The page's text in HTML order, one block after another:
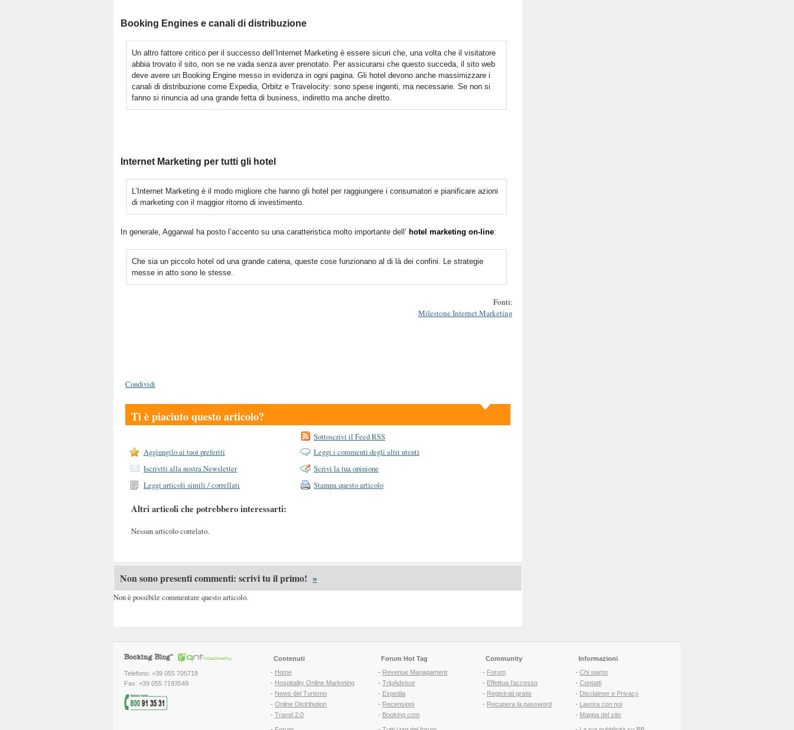
Booking Engines e canali di distribuzione
Un altro fattore critico per il successo dell’Internet Marketing è essere sicuri che, una volta che il visitatore
abbia trovato il sito, non se ne vada senza aver prenotato. Per assicurarsi che questo succeda, il sito web
deve avere un Booking Engine messo in evidenza in ogni pagina. Gli hotel devono anche massimizzare i
canali di distribuzione come Expedia, Orbitz e Travelocity: sono spese ingenti, ma necessarie. Se non si
fanno si rinuncia ad una grande fetta di business, indiretto ma anche diretto.
Internet Marketing per tutti gli hotel
L’Internet Marketing è il modo migliore che hanno gli hotel per raggiungere i consumatori e pianificare azioni
di marketing con il maggior ritorno di investimento.
In generale, Aggarwal ha posto l’accento su una caratteristica molto importante dell’ hotel marketing on-line:
Che sia un piccolo hotel od una grande catena, queste cose funzionano al di là dei confini. Le strategie
messe in atto sono le stesse.
Fonti:
Milestone Internet Marketing
Condividi
Ti è piaciuto questo articolo?
Sottoscrivi il Feed RSS
Aggiungilo ai tuoi preferiti
Leggi i commenti degli altri utenti
Iscriviti alla nostra Newsletter
Scrivi la tua opinione
Leggi articoli simili / correllati
Stampa questo articolo
Altri articoli che potrebbero interessarti:
Nessun articolo correlato.
Non sono presenti commenti: scrivi tu il primo! »
Non è possibile commentare questo articolo.
Telefono: +39 055 705718
Fax: +39 055 7193549
Contenuti
- Home
- Hospitality Online Marketing
- News del Turismo
- Online Distribution
- Travel 2.0
Forum Hot Tag
- Revenue Managament
- TripAdvisor
- Expedia
- Recensioni
- Booking.com
Community
- Forum
- Effettua l'accesso
- Registrati gratis
- Recupera la password
Informazioni
- Chi siamo
- Contatti
- Disclaimer e Privacy
- Lavora con noi
- Mappa del sito